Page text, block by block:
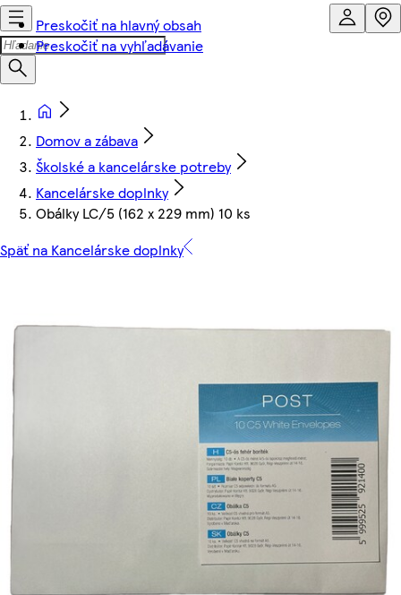
Preskočiť na hlavný obsah
Preskočiť na vyhľadávanie
Domov a zábava
Školské a kancelárske potreby
Kancelárske doplnky
Obálky LC/5 (162 x 229 mm) 10 ks
Späť na Kancelárske doplnky